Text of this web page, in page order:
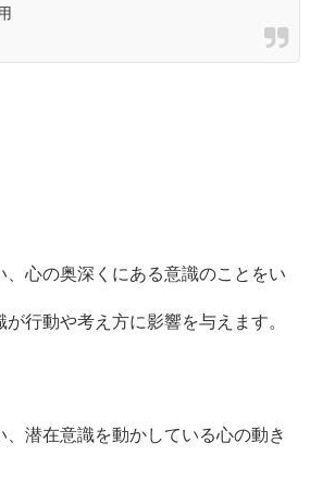
、心の奥深くにある意識のことをい
行動や考え方に影響を与えます。
潜在意識を動かしている心の動き